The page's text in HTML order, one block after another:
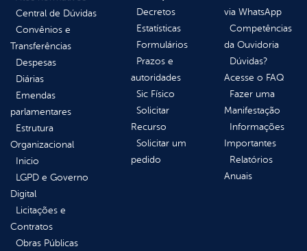
Central de Dúvidas
Convênios e
Transferências
Despesas
Diárias
Emendas
parlamentares
Estrutura
Organizacional
Inicio
LGPD e Governo
Digital
Licitações e
Contratos
Obras Públicas
Decretos
Estatísticas
Formulários
Prazos e
autoridades
Sic Físico
Solicitar
Recurso
Solicitar um
pedido
via WhatsApp
Competências
da Ouvidoria
Dúvidas?
Acesse o FAQ
Fazer uma
Manifestação
Informações
Importantes
Relatórios
Anuais